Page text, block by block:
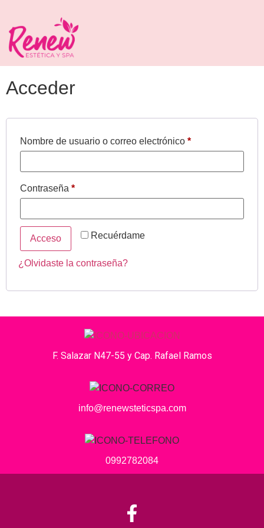
Acceder
Nombre de usuario o correo electrónico *
Contraseña *
Recuérdame
Acceso
¿Olvidaste la contraseña?
F. Salazar N47-55 y Cap. Rafael Ramos
info@renewsteticspa.com
0992782084